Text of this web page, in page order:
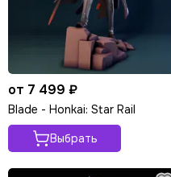
от 7 499 ₽
Blade - Honkai: Star Rail
Выбрать